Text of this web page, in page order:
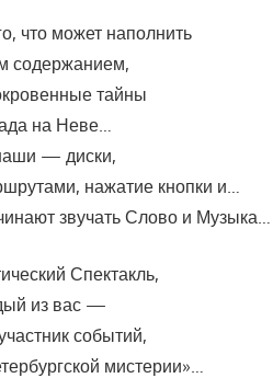
что может наполнить
содержанием,
тайны
на Неве…
— диски,
нажатие кнопки и…
звучать Слово и Музыка…
Спектакль,
из вас —
событий,
мистерии»…